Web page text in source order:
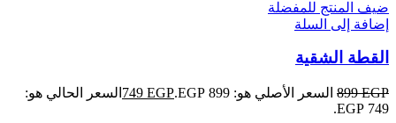
ضيف المنتج للمفضلة
إضافة إلى السلة
القطة الشقية
899EGP السعر الأصلي هو: 899 EGP. 749 EGP
السعر الحالي هو:
749 EGP.